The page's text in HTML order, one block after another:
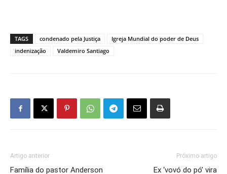
TAGS condenado pela Justiça
Igreja Mundial do poder de Deus
indenização
Valdemiro Santiago
Artigo anterior
Família do pastor Anderson
Próximo artigo
Ex ‘vovó do pó’ vira